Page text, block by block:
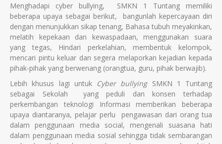
Menghadapi cyber bullying, SMKN 1 Tuntang memiliki
beberapa upaya sebagai berikut, bangunlah kepercayaan diri
dengan menunjukkan sikap tenang, Bahasa tubuh meyakinkan,
melatih kepekaan dan kewaspadaan, menggunakan suara
yang tegas, Hindari perkelahian, membentuk kelompok,
mencari pintu keluar dan segera melaporkan kejadian kepada
pihak-pihak yang berwenang (orangtua, guru, pihak berwajib).
Lebih khusus lagi untuk Cyber bullying SMKN 1 Tuntang
sebagai Sekolah yang peduli dan konsen terhadap
perkembangan teknologi Informasi memberikan beberapa
upaya diantaranya, pelajar perlu
pengawasan dari orang tua
dalam penggunaan media social, mengenali suasana hati
dalam penggunaan media sosial sehingga tidak sembarangan